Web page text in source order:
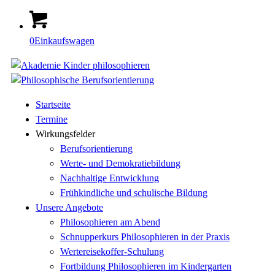
0Einkaufswagen
Startseite
Termine
Wirkungsfelder
Berufsorientierung
Werte- und Demokratiebildung
Nachhaltige Entwicklung
Frühkindliche und schulische Bildung
Unsere Angebote
Philosophieren am Abend
Schnupperkurs Philosophieren in der Praxis
Wertereisekoffer-Schulung
Fortbildung Philosophieren im Kindergarten